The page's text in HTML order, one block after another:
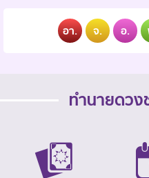
อา. จ. อ.
ทำนายดวง